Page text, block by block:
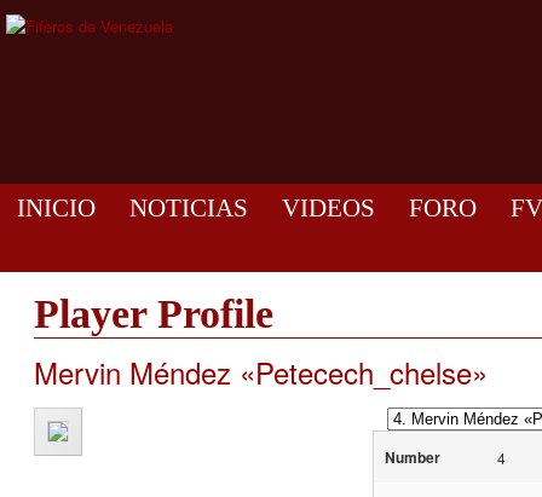
INICIO NOTICIAS VIDEOS FORO
Player Profile
Mervin Méndez «Petecech_chelse»
Number 4